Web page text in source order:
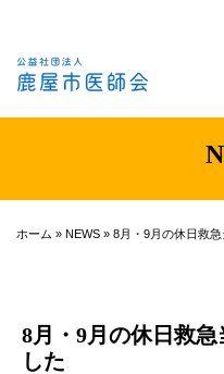
ホーム » NEWS » 8月・9月の休日救
8月・9月の休日救
した